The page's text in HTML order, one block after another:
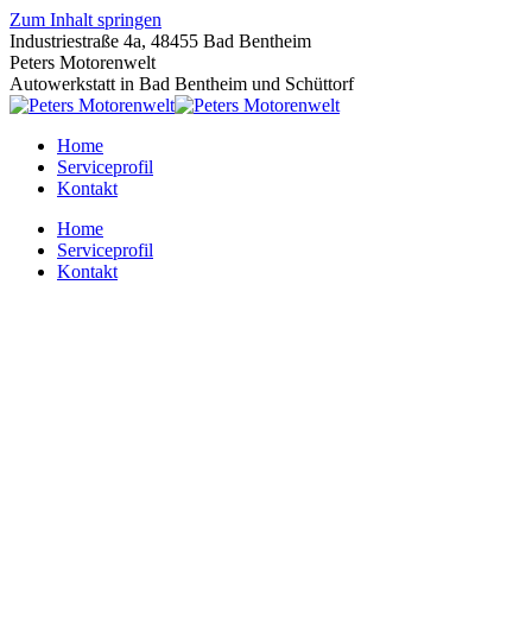
Zum Inhalt springen
Industriestraße 4a, 48455 Bad Bentheim
Peters Motorenwelt
Autowerkstatt in Bad Bentheim und Schüttorf
Home
Serviceprofil
Kontakt
Home
Serviceprofil
Kontakt